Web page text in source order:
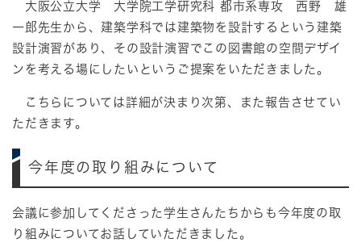
大阪公立大学 大学院工学研究科 都市系専攻 西野 雄
一郎先生から、建築学科では建築物を設計するという建築
設計演習があり、その設計演習でこの図書館の空間デザイ
ンを考える場にしたいというご提案をいただきました。
こちらについては詳細が決まり次第、また報告させてい
ただきます。
今年度の取り組みについて
会議に参加してくださった学生さんたちからも今年度の取
り組みについてお話していただきました。